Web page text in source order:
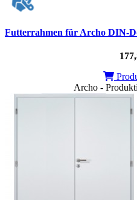
Futterrahmen für Archo DIN-
Archo -